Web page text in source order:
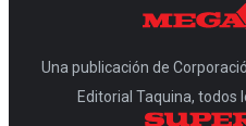
Una publicación de
Editorial Taquina, todos